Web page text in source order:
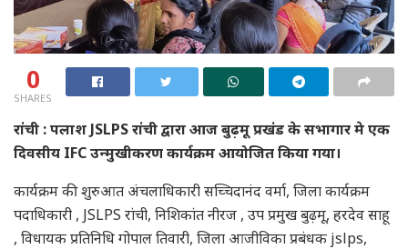
0
SHARES
रांची : पलाश JSLPS रांची द्वारा आज बुढ़मू प्रखंड के सभागार मे एक
दिवसीय IFC उन्मुखीकरण कार्यक्रम आयोजित किया गया।
कार्यक्रम की शुरुआत अंचलाधिकारी सच्चिदानंद वर्मा, जिला कार्यक्रम
पदाधिकारी , JSLPS रांची, निशिकांत नीरज , उप प्रमुख बुढ़मू, हरदेव साहू
, विधायक प्रतिनिधि गोपाल तिवारी, जिला आजीविका प्रबंधक jslps,